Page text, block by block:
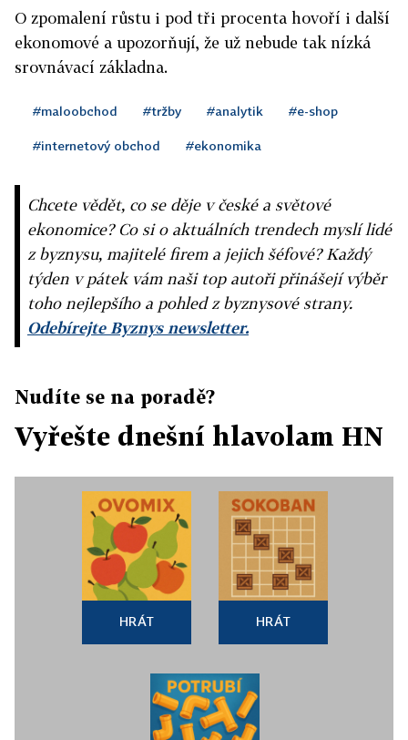
O zpomalení růstu i pod tři procenta hovoří i další
ekonomové a upozorňují, že už nebude tak nízká
srovnávací základna.
#maloobchod #tržby #analytik #e-shop
#internetový obchod #ekonomika
Chcete vědět, co se děje v české a světové
ekonomice? Co si o aktuálních trendech myslí lidé
z byznysu, majitelé firem a jejich šéfové? Každý
týden v pátek vám naši top autoři přinášejí výběr
toho nejlepšího a pohled z byznysové strany.
Odebírejte Byznys newsletter.
Nudíte se na poradě?
Vyřešte dnešní hlavolam HN
HRÁT HRÁT